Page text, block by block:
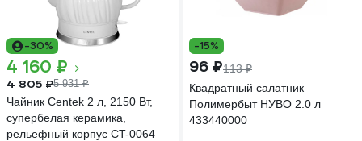
-30%
4 160 ₽
4 805 ₽5 931 ₽
Чайник Centek 2 л, 2150 Вт,
супербелая керамика,
рельефный корпус CT-0064
-15%
96 ₽113 ₽
Квадратный салатник
Полимербыт НУВО 2.0 л
433440000